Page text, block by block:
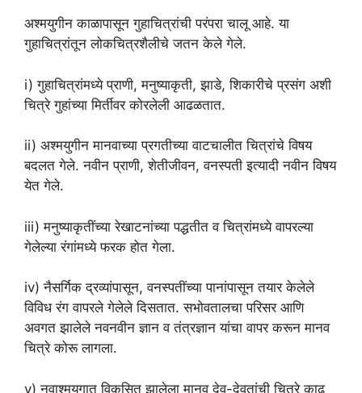
अश्मयुगीन काळापासून गुहाचित्रांची परंपरा चालू आहे. या
गुहाचित्रांतून लोकचित्रशैलीचे जतन केले गेले.
i) गुहाचित्रांमध्ये प्राणी, मनुष्याकृती, झाडे, शिकारीचे प्रसंग अशी
चित्रे गुहांच्या मिर्तीवर कोरलेली आढळतात.
ii) अश्मयुगीन मानवाच्या प्रगतीच्या वाटचालीत चित्रांचे विषय
बदलत गेले. नवीन प्राणी, शेतीजीवन, वनस्पती इत्यादी नवीन विषय
येत गेले.
iii) मनुष्याकृतींच्या रेखाटनांच्या पद्धतीत व चित्रांमध्ये वापरल्या
गेलेल्या रंगांमध्ये फरक होत गेला.
iv) नैसर्गिक द्रव्यांपासून, वनस्पतींच्या पानांपासून तयार केलेले
विविध रंग वापरले गेलेले दिसतात. सभोवतालचा परिसर आणि
अवगत झालेले नवनवीन ज्ञान व तंत्रज्ञान यांचा वापर करून मानव
चित्रे कोरू लागला.
v) नवाश्मयुगात विकसित झालेला मानव देव-देवतांची चित्रे काढू